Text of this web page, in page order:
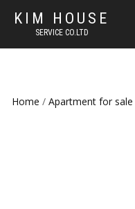
KIM HOUSE
SERVICE CO.LTD
Home / Apartment for sale